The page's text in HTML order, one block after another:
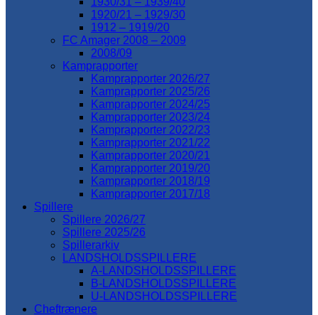
1920/21 – 1929/30
1912 – 1919/20
FC Amager 2008 – 2009
2008/09
Kamprapporter
Kamprapporter 2026/27
Kamprapporter 2025/26
Kamprapporter 2024/25
Kamprapporter 2023/24
Kamprapporter 2022/23
Kamprapporter 2021/22
Kamprapporter 2020/21
Kamprapporter 2019/20
Kamprapporter 2018/19
Kamprapporter 2017/18
Spillere
Spillere 2026/27
Spillere 2025/26
Spillerarkiv
LANDSHOLDSSPILLERE
A-LANDSHOLDSSPILLERE
B-LANDSHOLDSSPILLERE
U-LANDSHOLDSSPILLERE
Cheftrænere